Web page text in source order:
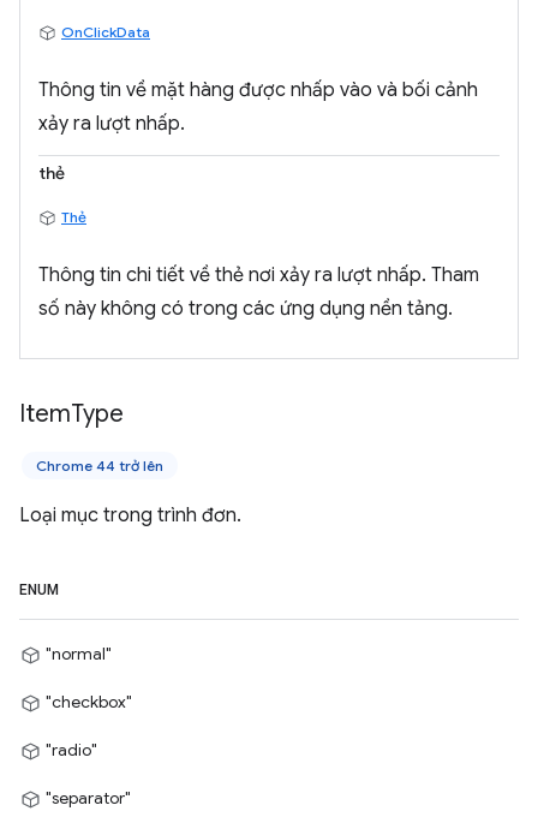
OnClickData
Thông tin về mặt hàng được nhấp vào và bối cảnh
xảy ra lượt nhấp.
thẻ
Thẻ
Thông tin chi tiết về thẻ nơi xảy ra lượt nhấp. Tham
số này không có trong các ứng dụng nền tảng.
ItemType
Chrome 44 trở lên
Loại mục trong trình đơn.
ENUM
"normal"
"checkbox"
"radio"
"separator"